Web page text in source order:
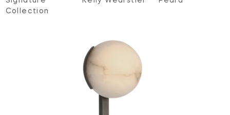
Collection